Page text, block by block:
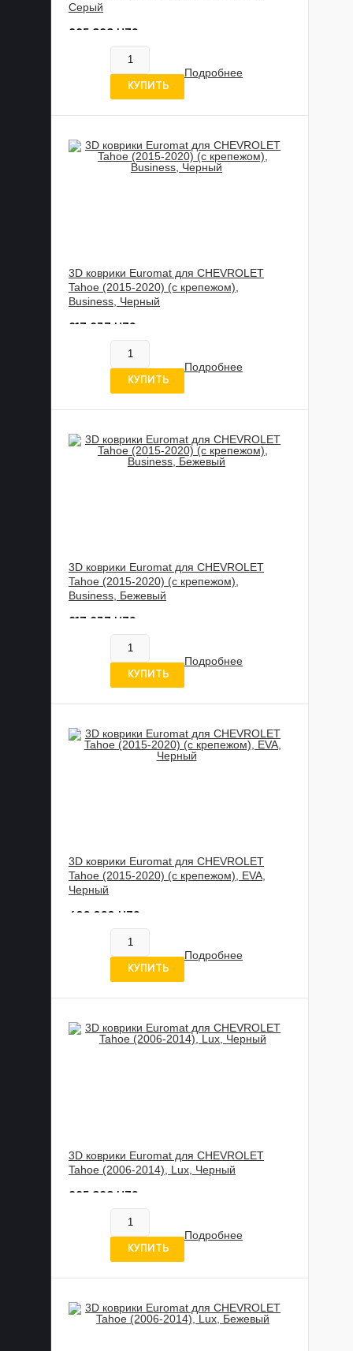
Серый
885 989 UZS
В наличии
5 отзывов
КУПИТЬ
Подробнее
3D коврики Euromat для CHEVROLET
Tahoe (2015-2020) (с крепежом),
Business, Черный
817 837 UZS
В наличии
5 отзывов
КУПИТЬ
Подробнее
3D коврики Euromat для CHEVROLET
Tahoe (2015-2020) (с крепежом),
Business, Бежевый
817 837 UZS
В наличии
5 отзывов
КУПИТЬ
Подробнее
3D коврики Euromat для CHEVROLET
Tahoe (2015-2020) (с крепежом), EVA,
Черный
602 020 UZS
В наличии
5 отзывов
КУПИТЬ
Подробнее
3D коврики Euromat для CHEVROLET
Tahoe (2006-2014), Lux, Черный
885 989 UZS
В наличии
5 отзывов
КУПИТЬ
Подробнее